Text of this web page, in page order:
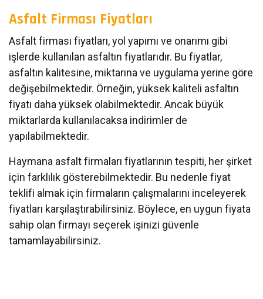
Asfalt Firması Fiyatları
Asfalt firması fiyatları, yol yapımı ve onarımı gibi
işlerde kullanılan asfaltın fiyatlarıdır. Bu fiyatlar,
asfaltın kalitesine, miktarına ve uygulama yerine göre
değişebilmektedir. Örneğin, yüksek kaliteli asfaltın
fiyatı daha yüksek olabilmektedir. Ancak büyük
miktarlarda kullanılacaksa indirimler de
yapılabilmektedir.
Haymana asfalt firmaları fiyatlarının tespiti, her şirket
için farklılık gösterebilmektedir. Bu nedenle fiyat
teklifi almak için firmaların çalışmalarını inceleyerek
fiyatları karşılaştırabilirsiniz. Böylece, en uygun fiyata
sahip olan firmayı seçerek işinizi güvenle
tamamlayabilirsiniz.